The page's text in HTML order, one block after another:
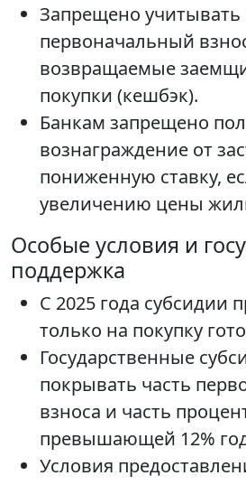
Запрещено учитывать
первоначальный
возвращаемые
покупки (кешбэк).
Банкам запрещено
вознаграждение от
пониженную ставку,
увеличению цены
Особые условия и
поддержка
С 2025 года субсидии
только на покупку
Государственные
покрывать часть
взноса и часть
превышающей 12%
Условия